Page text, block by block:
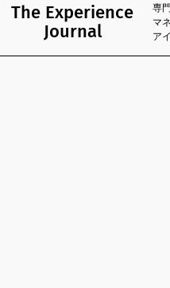
The Experience
Journal
専
マ
ア